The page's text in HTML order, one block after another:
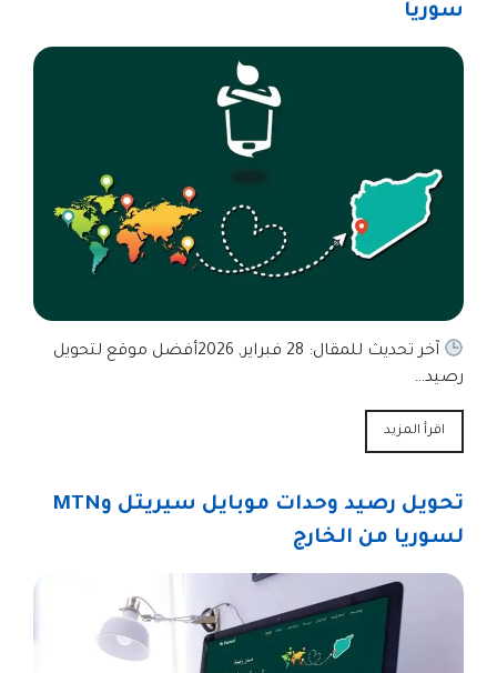
سوريا
آخر تحديث للمقال: 28 فبراير, 2026أفضل موقع لتحويل
رصيد…
اقرأ المزيد
تحويل رصيد وحدات موبايل سيريتل وMTN
لسوريا من الخارج